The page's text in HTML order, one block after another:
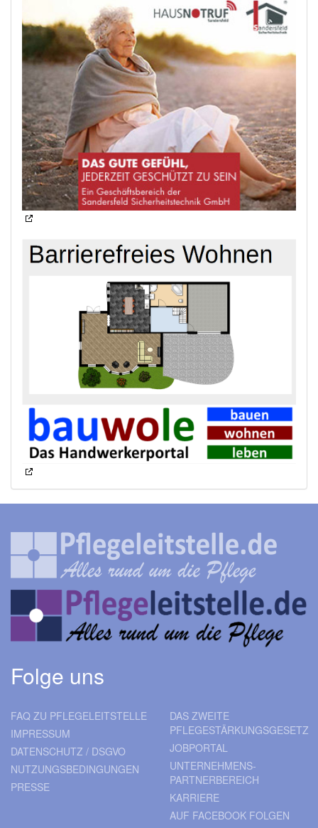
Folge uns
FAQ ZU PFLEGELEITSTELLE
IMPRESSUM
DATENSCHUTZ / DSGVO
NUTZUNGSBEDINGUNGEN
PRESSE
DAS ZWEITE
PFLEGESTÄRKUNGSGESETZ
JOBPORTAL
UNTERNEHMENS-
PARTNERBEREICH
KARRIERE
AUF FACEBOOK FOLGEN